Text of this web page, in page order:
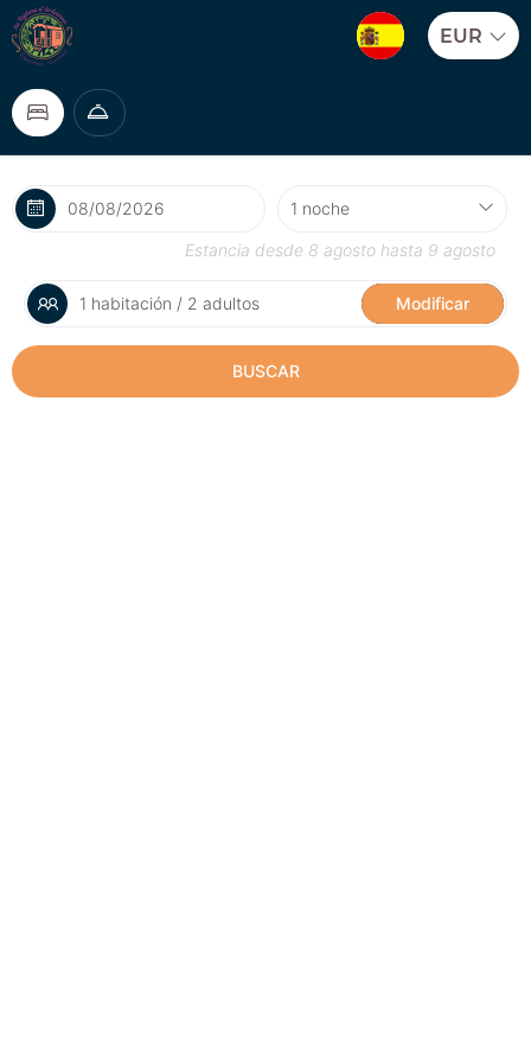
EUR
Estancia desde 8 agosto hasta 9 agosto
1 habitación / 2 adultos Modificar